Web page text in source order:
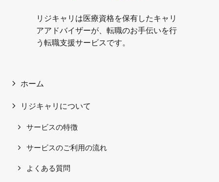
リジキャリは医療資格を保有したキャリ
アアドバイザーが、転職のお手伝いを行
う転職支援サービスです。
ホーム
リジキャリについて
サービスの特徴
サービスのご利用の流れ
よくある質問